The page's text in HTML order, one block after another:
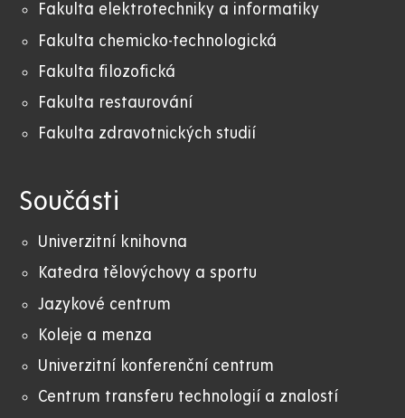
Fakulta elektrotechniky a informatiky
Fakulta chemicko-technologická
Fakulta filozofická
Fakulta restaurování
Fakulta zdravotnických studií
Součásti
Univerzitní knihovna
Katedra tělovýchovy a sportu
Jazykové centrum
Koleje a menza
Univerzitní konferenční centrum
Centrum transferu technologií a znalostí